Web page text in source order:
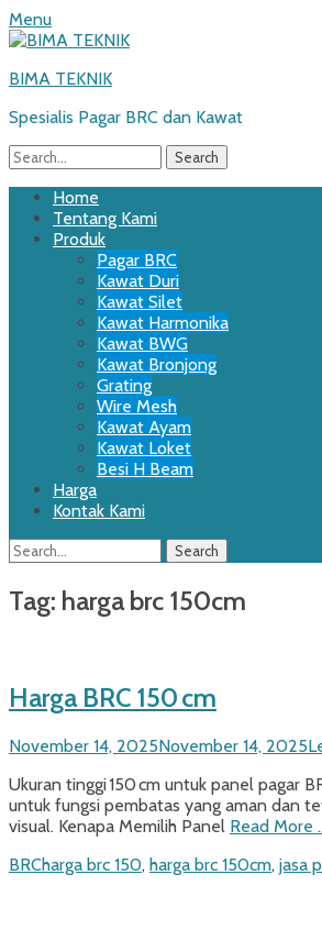
Menu
BIMA TEKNIK
Spesialis Pagar BRC dan Kawat
Search
for:
Primary
Menu
Skip
content
Home
Tentang Kami
Produk
Pagar BRC
Kawat Duri
Kawat Silet
Kawat Harmonika
Kawat BWG
Kawat Bronjong
Grating
Wire Mesh
Kawat Ayam
Kawat Loket
Besi H Beam
Harga
Kontak Kami
Search
Search
for:
Tag: harga brc 150cm
Harga BRC 150 cm
Posted
November 14, 2025November 14, 2025
Ukuran tinggi 150 cm untuk panel pagar
untuk fungsi pembatas yang aman dan
visual. Kenapa Memilih Panel Read More
Categories
BRCTags
harga brc 150, harga brc 150cm, jasa